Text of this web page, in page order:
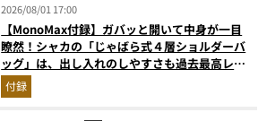
2026/08/01 17:00
【MonoMax付録】ガバッと開いて中身が一目
瞭然！シャカの「じゃばら式４層ショルダーバ
ッグ」は、出し入れのしやすさも過去最高レベ
ルだった！
付録